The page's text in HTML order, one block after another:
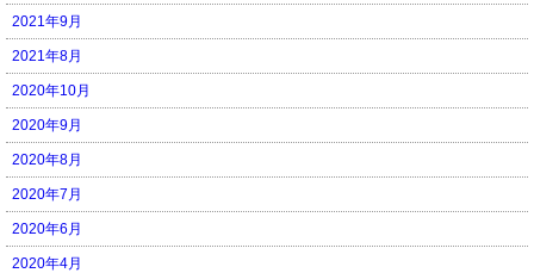
2021年9月
2021年8月
2020年10月
2020年9月
2020年8月
2020年7月
2020年6月
2020年4月